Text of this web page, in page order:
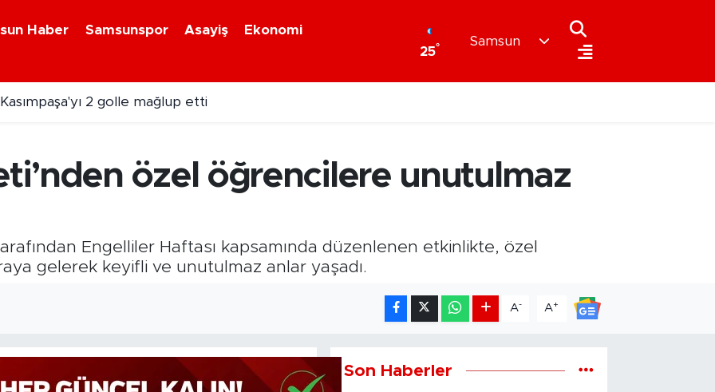
Haber Samsunspor Asayiş
Ekonomi
25°
Samsun
2 golle mağlup etti
özel öğrencilere unutulmaz
Engelliler Haftası kapsamında düzenlenen etkinlikte, özel
gelerek keyifli ve unutulmaz anlar yaşadı.
A- A+
Son Haberler